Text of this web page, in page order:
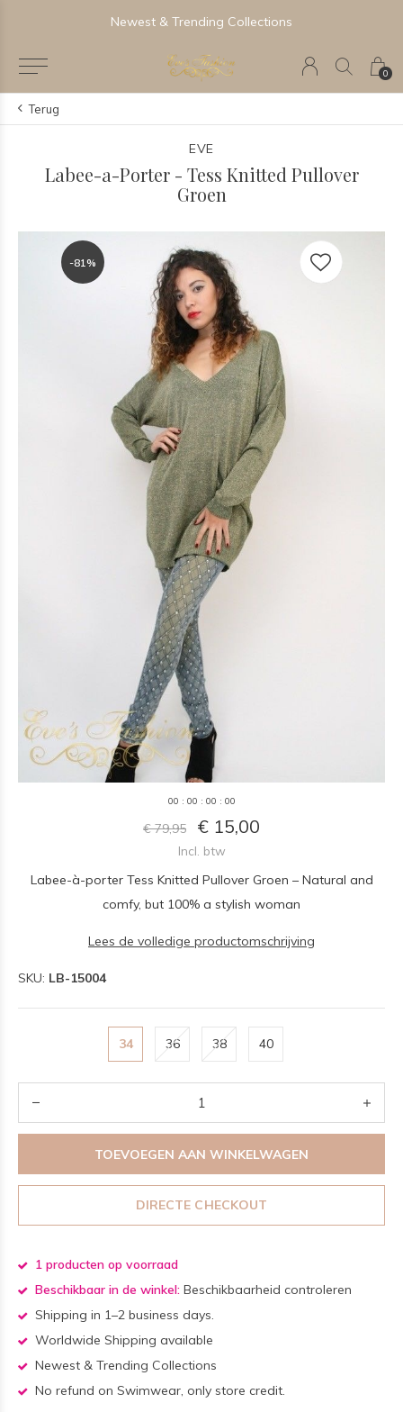
0
Newest & Trending Collections
Terug
EVE
Labee-a-Porter - Tess Knitted Pullover
Groen
-81%
00 : 00 : 00 : 00
€ 79,95 € 15,00
Incl. btw
Labee-à-porter Tess Knitted Pullover Groen – Natural and
comfy, but 100% a stylish woman
Lees de volledige productomschrijving
SKU: LB-15004
34 36 38 40
TOEVOEGEN AAN WINKELWAGEN
DIRECTE CHECKOUT
1 producten op voorraad
Beschikbaar in de winkel: Beschikbaarheid controleren
Shipping in 1–2 business days.
Worldwide Shipping available
Newest & Trending Collections
No refund on Swimwear, only store credit.